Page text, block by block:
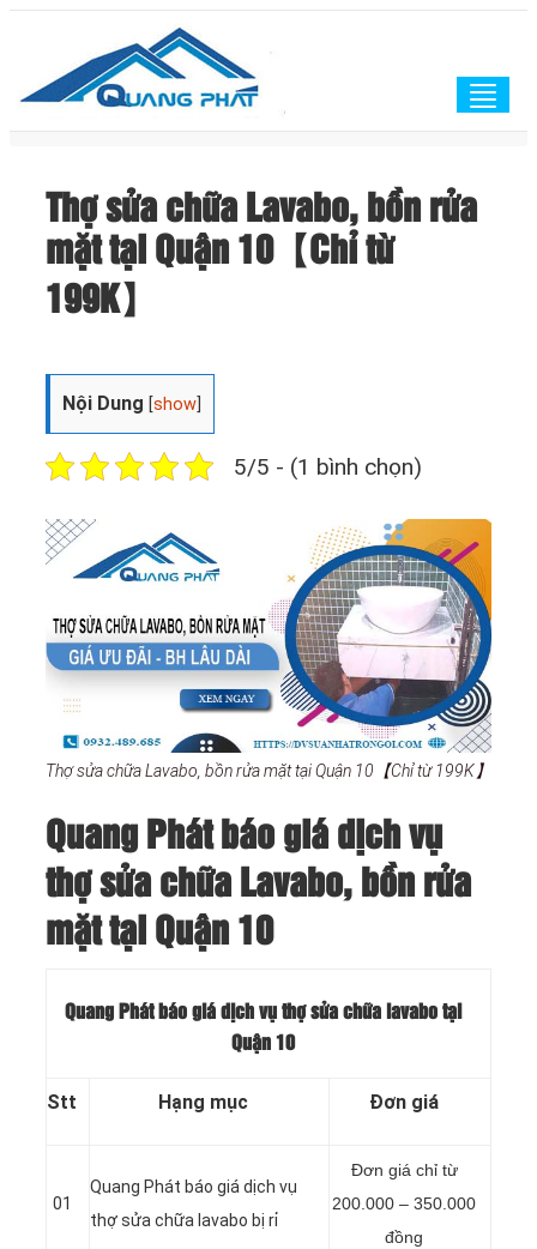
Thợ sửa chữa Lavabo, bồn rửa
mặt tại Quận 10【Chỉ từ
199K】
Nội Dung [show
5/5 - (1 bình chọn)
Thợ sửa chữa Lavabo, bồn rửa mặt tại Quận 10【Chỉ từ 199K】
Quang Phát báo giá dịch vụ
thợ sửa chữa Lavabo, bồn rửa
mặt tại Quận 10
Quang Phát báo giá dịch vụ thợ sửa chữa lavabo tại
Quận 10
Stt Hạng mục Đơn giá
01
Quang Phát báo giá dịch vụ
thợ sửa chữa lavabo bị rỉ
Đơn giá chỉ từ
200.000 – 350.000
đồng